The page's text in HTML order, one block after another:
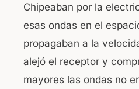
Chipeaban por la
esas ondas en el
propagaban a la
alejó el receptor y
mayores las ondas no